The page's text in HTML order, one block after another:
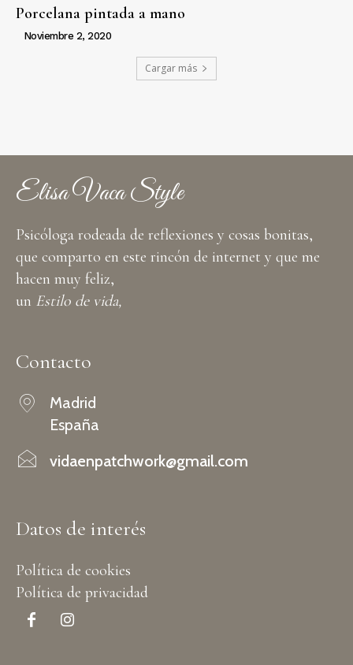
Porcelana pintada a mano
Noviembre 2, 2020
Cargar más
Elisa Vaca Style
Psicóloga rodeada de reflexiones y cosas bonitas,
que comparto en este rincón de internet y que me
hacen muy feliz,
un Estilo de vida,
Contacto
Madrid
España
vidaenpatchwork@gmail.com
Datos de interés
Política de cookies
Política de privacidad